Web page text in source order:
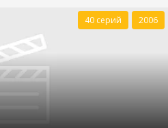
40 серий 2006